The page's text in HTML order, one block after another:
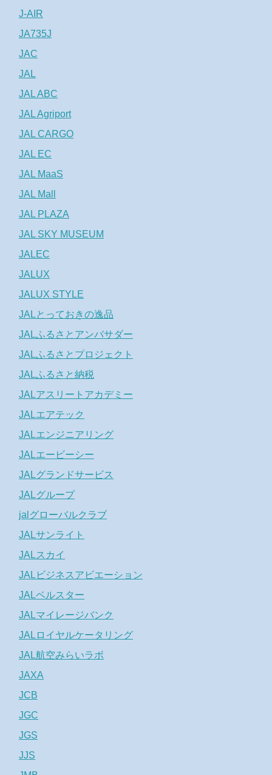
J-AIR
JA735J
JAC
JAL
JAL ABC
JAL Agriport
JAL CARGO
JAL EC
JAL MaaS
JAL Mall
JAL PLAZA
JAL SKY MUSEUM
JALEC
JALUX
JALUX STYLE
JALとっておきの逸品
JALふるさとアンバサダー
JALふるさとプロジェクト
JALふるさと納税
JALアスリートアカデミー
JALエアテック
JALエンジニアリング
JALエービーシー
JALグランドサービス
JALグループ
jalグローバルクラブ
JALサンライト
JALスカイ
JALビジネスアビエーション
JALベルスター
JALマイレージバンク
JALロイヤルケータリング
JAL航空みらいラボ
JAXA
JCB
JGC
JGS
JJS